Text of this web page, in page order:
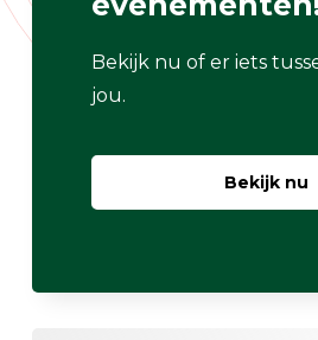
Bekijk nu of er iets
jou.
Bekijk nu